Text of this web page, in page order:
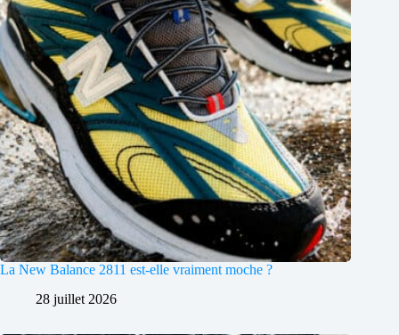
La New Balance 2811 est-elle vraiment moche ?
28 juillet 2026